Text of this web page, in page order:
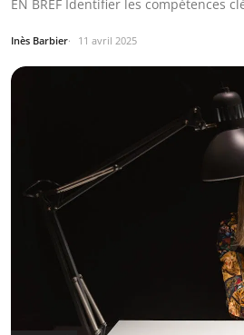
EN BREF Identifier les compétences
Inès Barbier 11 avril 2025